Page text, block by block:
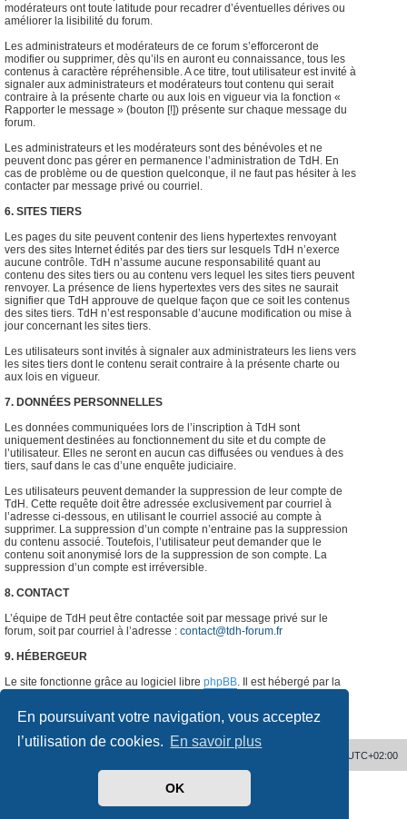
En poursuivant votre navigation, vous acceptez
l’utilisation de cookies. En savoir plus
OK
modérateurs ont toute latitude pour recadrer d’éventuelles dérives ou
améliorer la lisibilité du forum.
Les administrateurs et modérateurs de ce forum s’efforceront de
modifier ou supprimer, dès qu’ils en auront eu connaissance, tous les
contenus à caractère répréhensible. A ce titre, tout utilisateur est invité à
signaler aux administrateurs et modérateurs tout contenu qui serait
contraire à la présente charte ou aux lois en vigueur via la fonction «
Rapporter le message » (bouton [!]) présente sur chaque message du
forum.
Les administrateurs et les modérateurs sont des bénévoles et ne
peuvent donc pas gérer en permanence l’administration de TdH. En
cas de problème ou de question quelconque, il ne faut pas hésiter à les
contacter par message privé ou courriel.
6. SITES TIERS
Les pages du site peuvent contenir des liens hypertextes renvoyant
vers des sites Internet édités par des tiers sur lesquels TdH n’exerce
aucune contrôle. TdH n’assume aucune responsabilité quant au
contenu des sites tiers ou au contenu vers lequel les sites tiers peuvent
renvoyer. La présence de liens hypertextes vers des sites ne saurait
signifier que TdH approuve de quelque façon que ce soit les contenus
des sites tiers. TdH n’est responsable d’aucune modification ou mise à
jour concernant les sites tiers.
Les utilisateurs sont invités à signaler aux administrateurs les liens vers
les sites tiers dont le contenu serait contraire à la présente charte ou
aux lois en vigueur.
7. DONNÉES PERSONNELLES
Les données communiquées lors de l’inscription à TdH sont
uniquement destinées au fonctionnement du site et du compte de
l’utilisateur. Elles ne seront en aucun cas diffusées ou vendues à des
tiers, sauf dans le cas d’une enquête judiciaire.
Les utilisateurs peuvent demander la suppression de leur compte de
TdH. Cette requête doit être adressée exclusivement par courriel à
l’adresse ci-dessous, en utilisant le courriel associé au compte à
supprimer. La suppression d’un compte n’entraine pas la suppression
du contenu associé. Toutefois, l’utilisateur peut demander que le
contenu soit anonymisé lors de la suppression de son compte. La
suppression d’un compte est irréversible.
8. CONTACT
L’équipe de TdH peut être contactée soit par message privé sur le
forum, soit par courriel à l’adresse : contact@tdh-forum.fr
9. HÉBERGEUR
Le site fonctionne grâce au logiciel libre phpBB. Il est hébergé par la
France.
UTC+02:00
phpBB ® Forum Software © phpBB Limited
phpBB-fr.com